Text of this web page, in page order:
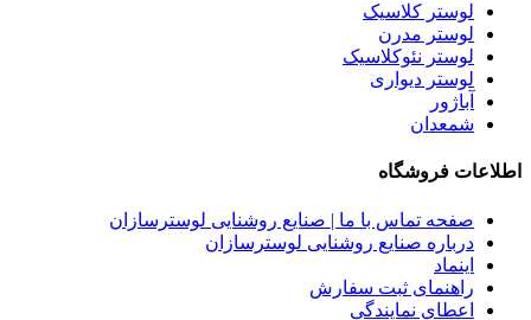
لوستر کلاسیک
لوستر مدرن
لوستر نئوکلاسیک
لوستر دیواری
آباژور
شمعدان
اطلاعات فروشگاه
صفحه تماس با ما | صنایع روشنایی لوسترسازان
درباره صنایع روشنایی لوسترسازان
اینماد
راهنمای ثبت سفارش
اعطای نمایندگی